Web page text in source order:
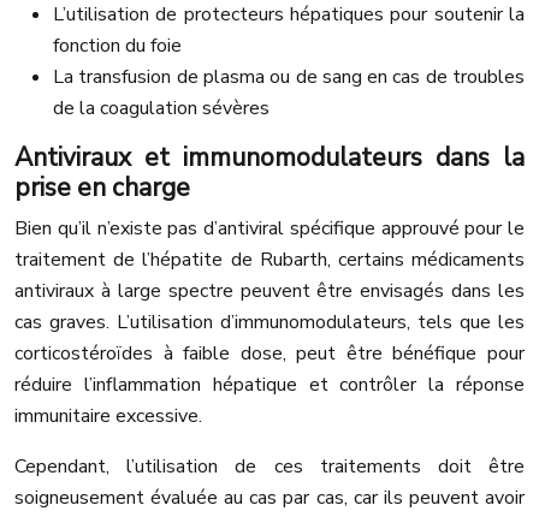
L’utilisation de protecteurs hépatiques pour soutenir la
fonction du foie
La transfusion de plasma ou de sang en cas de troubles
de la coagulation sévères
Antiviraux et immunomodulateurs dans la
prise en charge
Bien qu’il n’existe pas d’antiviral spécifique approuvé pour le
traitement de l’hépatite de Rubarth, certains médicaments
antiviraux à large spectre peuvent être envisagés dans les
cas graves. L’utilisation d’immunomodulateurs, tels que les
corticostéroïdes à faible dose, peut être bénéfique pour
réduire l’inflammation hépatique et contrôler la réponse
immunitaire excessive.
Cependant, l’utilisation de ces traitements doit être
soigneusement évaluée au cas par cas, car ils peuvent avoir